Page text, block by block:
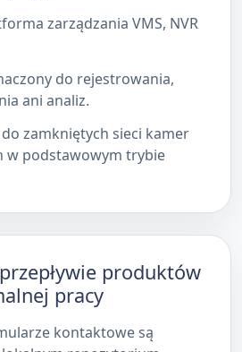
zarządzania VMS, NVR
do rejestrowania,
ani analiz.
zamkniętych sieci kamer
w podstawowym trybie
produktów
pracy
kontaktowe są